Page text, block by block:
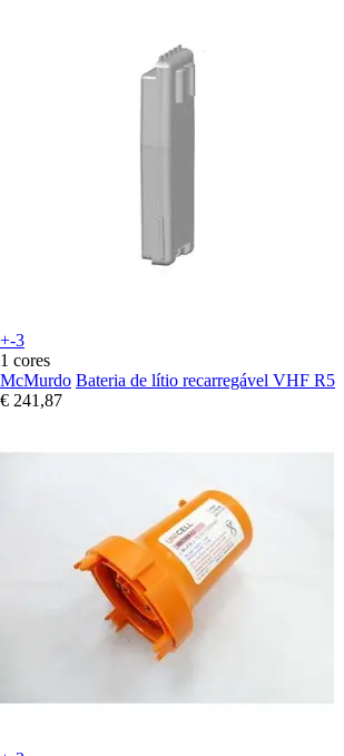
+-3
1 cores
McMurdo Bateria de lítio recarregável VHF R5
€ 241,87